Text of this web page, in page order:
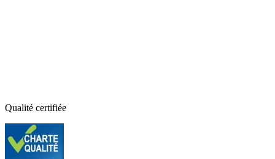
Qualité certifiée